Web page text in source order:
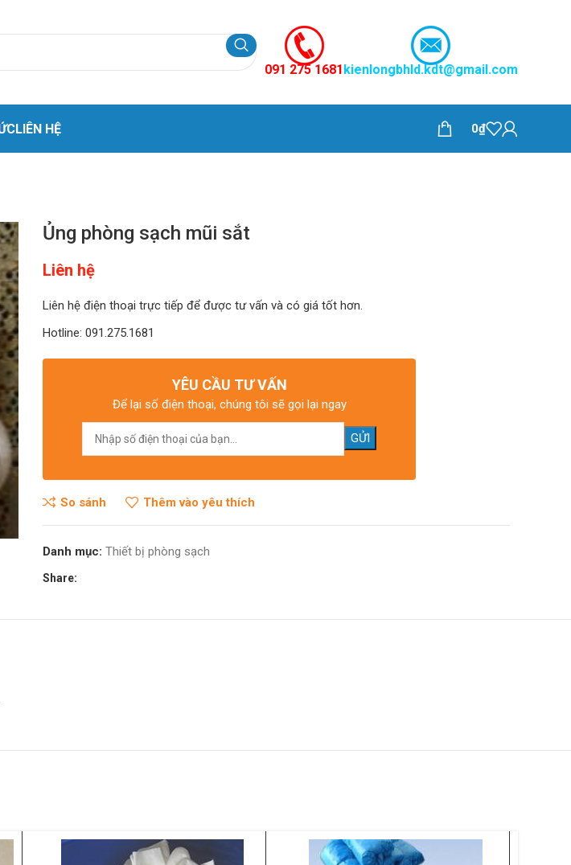
091 275 1681kienlongbhld.kdt@gmail.com
LIÊN HỆ 0₫
Ủng phòng sạch mũi sắt
Liên hệ
Liên hệ điện thoại trực tiếp để được tư vấn và có giá tốt hơn.
Hotline: 091.275.1681
YÊU CẦU TƯ VẤN
Để lại số điện thoại, chúng tôi sẽ gọi lại ngay
So sánh Thêm vào yêu thích
Danh mục: Thiết bị phòng sạch
Share: